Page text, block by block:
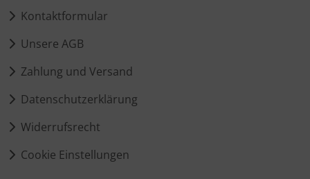
Kontaktformular
Unsere AGB
Zahlung und Versand
Datenschutzerklärung
Widerrufsrecht
Cookie Einstellungen